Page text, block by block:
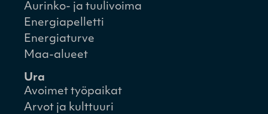
Aurinko- ja tuulivoima
Energiapelletti
Energiaturve
Maa-alueet
Ura
Avoimet työpaikat
Arvot ja kulttuuri